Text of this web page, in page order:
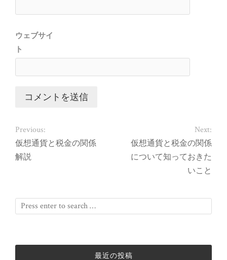
ウェブサイ
ト
Previous:
仮想通貨と税金の関係
解説
Next:
仮想通貨と税金の関係
について知っておきた
いこと
最近の投稿